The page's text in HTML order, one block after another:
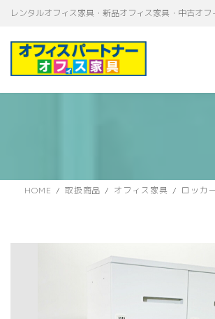
テ
ゲ
レンタルオフィス家具・新品オフィス家具・中古オ
HOME 取扱商品 オフィス家具 ロッカ